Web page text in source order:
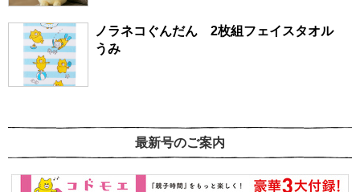
ノラネコぐんだん 2枚組フェイスタオル
うみ
最新号のご案内